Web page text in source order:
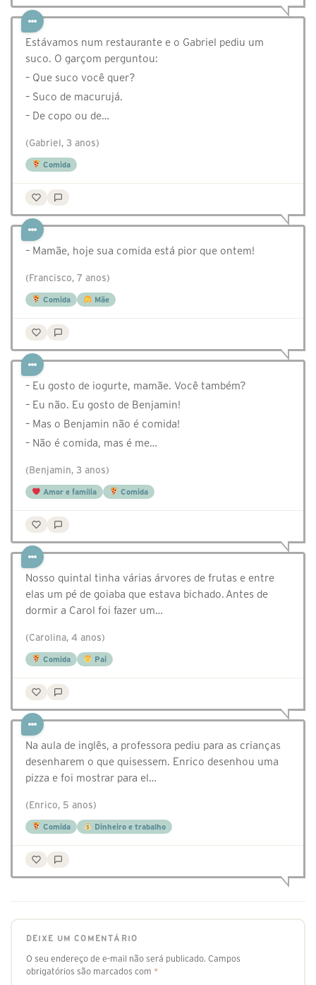
Estávamos num restaurante e o Gabriel pediu um
suco. O garçom perguntou:
– Que suco você quer?
– Suco de macurujá.
– De copo ou de…
(Gabriel, 3 anos)
Comida
– Mamãe, hoje sua comida está pior que ontem!
(Francisco, 7 anos)
Comida Mãe
– Eu gosto de iogurte, mamãe. Você também?
– Eu não. Eu gosto de Benjamin!
– Mas o Benjamin não é comida!
– Não é comida, mas é me…
(Benjamin, 3 anos)
Amor e família Comida
Nosso quintal tinha várias árvores de frutas e entre
elas um pé de goiaba que estava bichado. Antes de
dormir a Carol foi fazer um…
(Carolina, 4 anos)
Comida Pai
Na aula de inglês, a professora pediu para as crianças
desenharem o que quisessem. Enrico desenhou uma
pizza e foi mostrar para el…
(Enrico, 5 anos)
Comida Dinheiro e trabalho
DEIXE UM COMENTÁRIO
O seu endereço de e-mail não será publicado. Campos
obrigatórios são marcados com *